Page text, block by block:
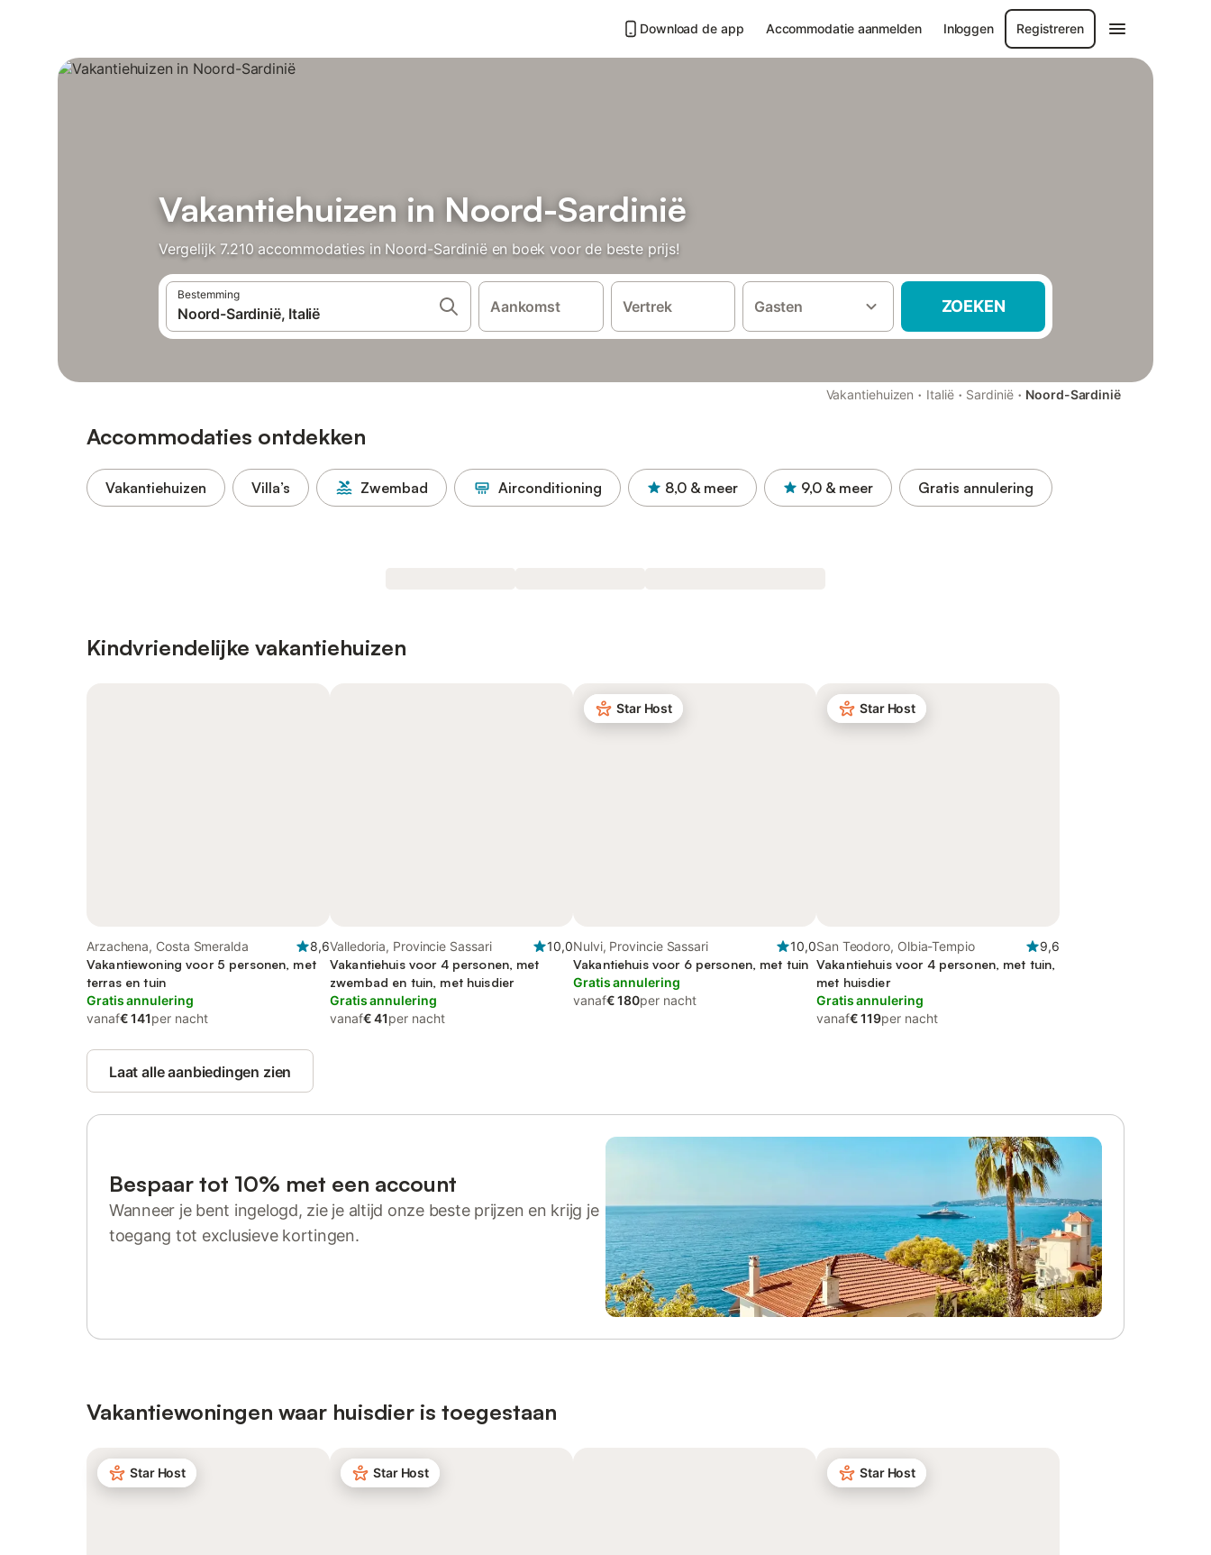
Download de app Accommodatie aanmelden Inloggen Registreren
Vakantiehuizen in Noord-Sardinië
Vergelijk 7.210 accommodaties in Noord-Sardinië en boek voor de beste prijs!
Bestemming
Aankomst Vertrek Gasten ZOEKEN
Vakantiehuizen · Italië · Sardinië · Noord-Sardinië
Accommodaties ontdekken
Vakantiehuizen Villa’s Zwembad Airconditioning 8,0 & meer 9,0 & meer Gratis annulering
Kindvriendelijke vakantiehuizen
Arzachena, Costa Smeralda
8,6
Vakantiewoning voor 5 personen, met
terras en tuin
Gratis annulering
vanaf€ 141per nacht
Valledoria, Provincie Sassari
10,0
Vakantiehuis voor 4 personen, met
zwembad en tuin, met huisdier
Gratis annulering
vanaf€ 41per nacht
Star Host
Nulvi, Provincie Sassari
10,0
Vakantiehuis voor 6 personen, met tuin
Gratis annulering
vanaf€ 180per nacht
Star Host
San Teodoro, Olbia-Tempio
9,6
Vakantiehuis voor 4 personen, met tuin,
met huisdier
Gratis annulering
vanaf€ 119per nacht
Laat alle aanbiedingen zien
Bespaar tot 10% met een account
Wanneer je bent ingelogd, zie je altijd onze beste prijzen en krijg je
toegang tot exclusieve kortingen.
Vakantiewoningen waar huisdier is toegestaan
Star Host Star Host Star Host